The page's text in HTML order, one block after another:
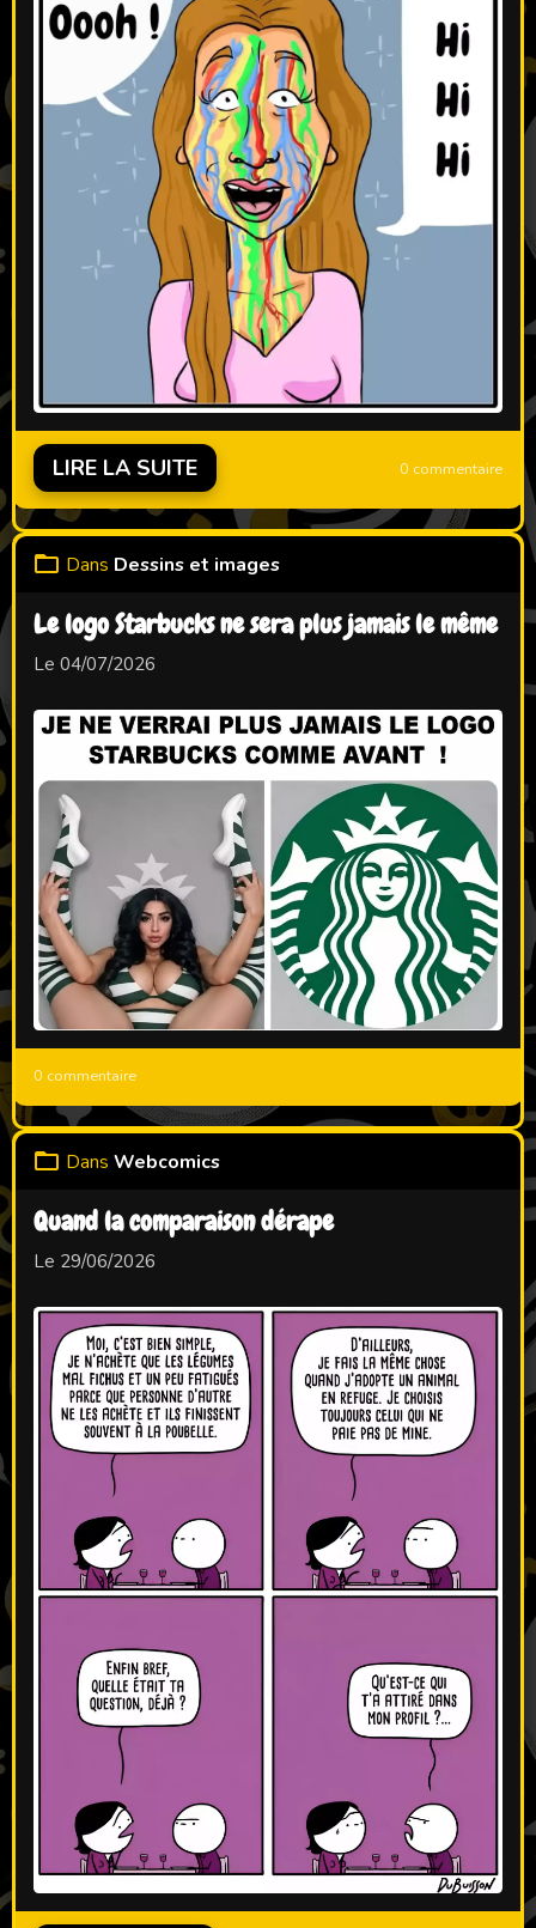
LIRE LA SUITE 0 commentaire
Dans Dessins et images
Le logo Starbucks ne sera plus jamais le même
Le 04/07/2026
0 commentaire
Dans Webcomics
Quand la comparaison dérape
Le 29/06/2026